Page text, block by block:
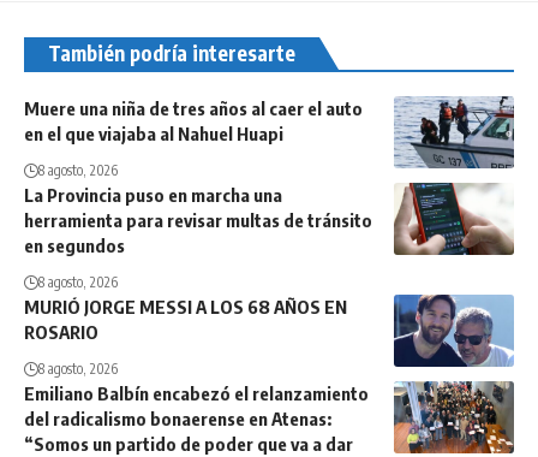
También podría interesarte
Muere una niña de tres años al caer el auto
en el que viajaba al Nahuel Huapi
8 agosto, 2026
La Provincia puso en marcha una
herramienta para revisar multas de tránsito
en segundos
8 agosto, 2026
MURIÓ JORGE MESSI A LOS 68 AÑOS EN
ROSARIO
8 agosto, 2026
Emiliano Balbín encabezó el relanzamiento
del radicalismo bonaerense en Atenas:
“Somos un partido de poder que va a dar